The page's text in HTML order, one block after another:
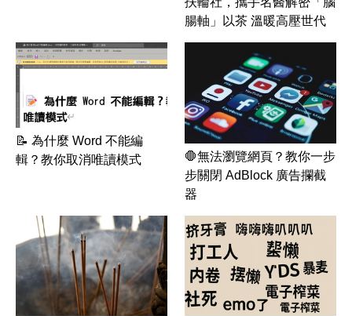
腸軸」以茶 溫暖高壓世代
📝 為什麼 Word 不能編
輯？教你取消唯讀模式
🛑無法瀏覽網頁？教你一步
步關閉 AdBlock 廣告攔截
器